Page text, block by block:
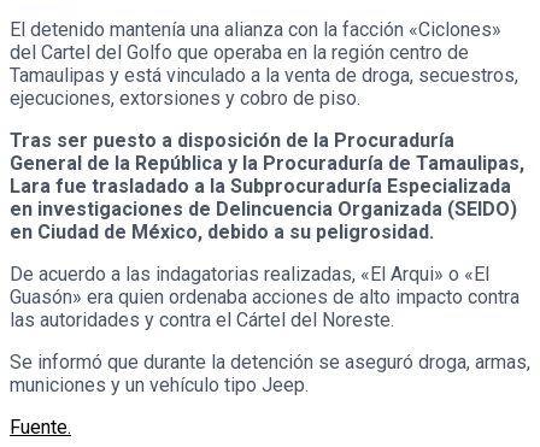
El detenido mantenía una alianza con la facción «Ciclones»
del Cartel del Golfo que operaba en la región centro de
Tamaulipas y está vinculado a la venta de droga, secuestros,
ejecuciones, extorsiones y cobro de piso.
Tras ser puesto a disposición de la Procuraduría
General de la República y la Procuraduría de Tamaulipas,
Lara fue trasladado a la Subprocuraduría Especializada
en investigaciones de Delincuencia Organizada (SEIDO)
en Ciudad de México, debido a su peligrosidad.
De acuerdo a las indagatorias realizadas, «El Arqui» o «El
Guasón» era quien ordenaba acciones de alto impacto contra
las autoridades y contra el Cártel del Noreste.
Se informó que durante la detención se aseguró droga, armas,
municiones y un vehículo tipo Jeep.
Fuente.